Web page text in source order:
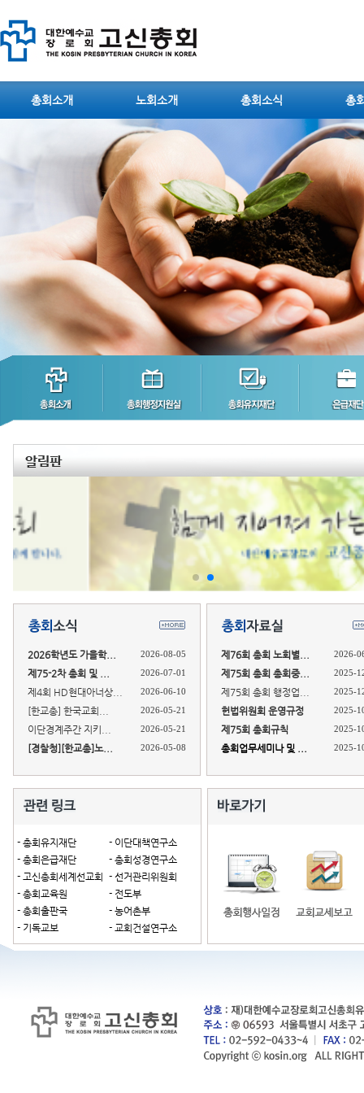
총회소개 노회소개 총회소식 총
2026학년도 가을학... 2026-08-05
제75-2차 총회 및 ... 2026-07-01
제4회 HD현대아너상... 2026-06-10
[한교총] 한국교회... 2026-05-21
이단경계주간 지키... 2026-05-21
[경찰청][한교총]노... 2026-05-08
제76회 총회 노회별... 2026-
제75회 총회 총회중... 2025-
제75회 총회 행정업... 2025-
헌법위원회 운영규정 2025-
제75회 총회규칙 2025-
총회업무세미나 및 ... 2025-
- 총회유지재단
- 총회은급재단
- 고신총회세계선교회
- 총회교육원
- 총회출판국
- 기독교보
- 이단대책연구소
- 총회성경연구소
- 선거관리위원회
- 전도부
- 농어촌부
- 교회건설연구소